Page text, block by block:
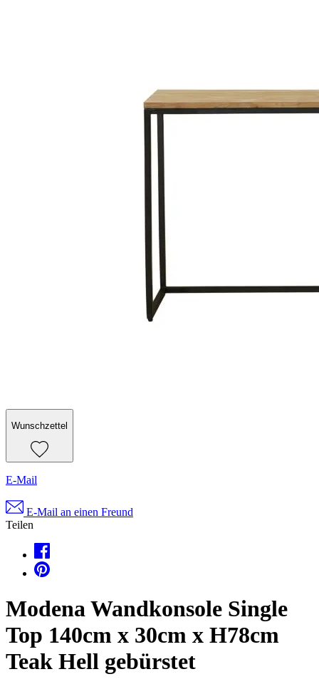
Wunschzettel
E-Mail
E-Mail an einen Freund
Teilen
Modena Wandkonsole Single
Top 140cm x 30cm x H78cm
Teak Hell gebürstet